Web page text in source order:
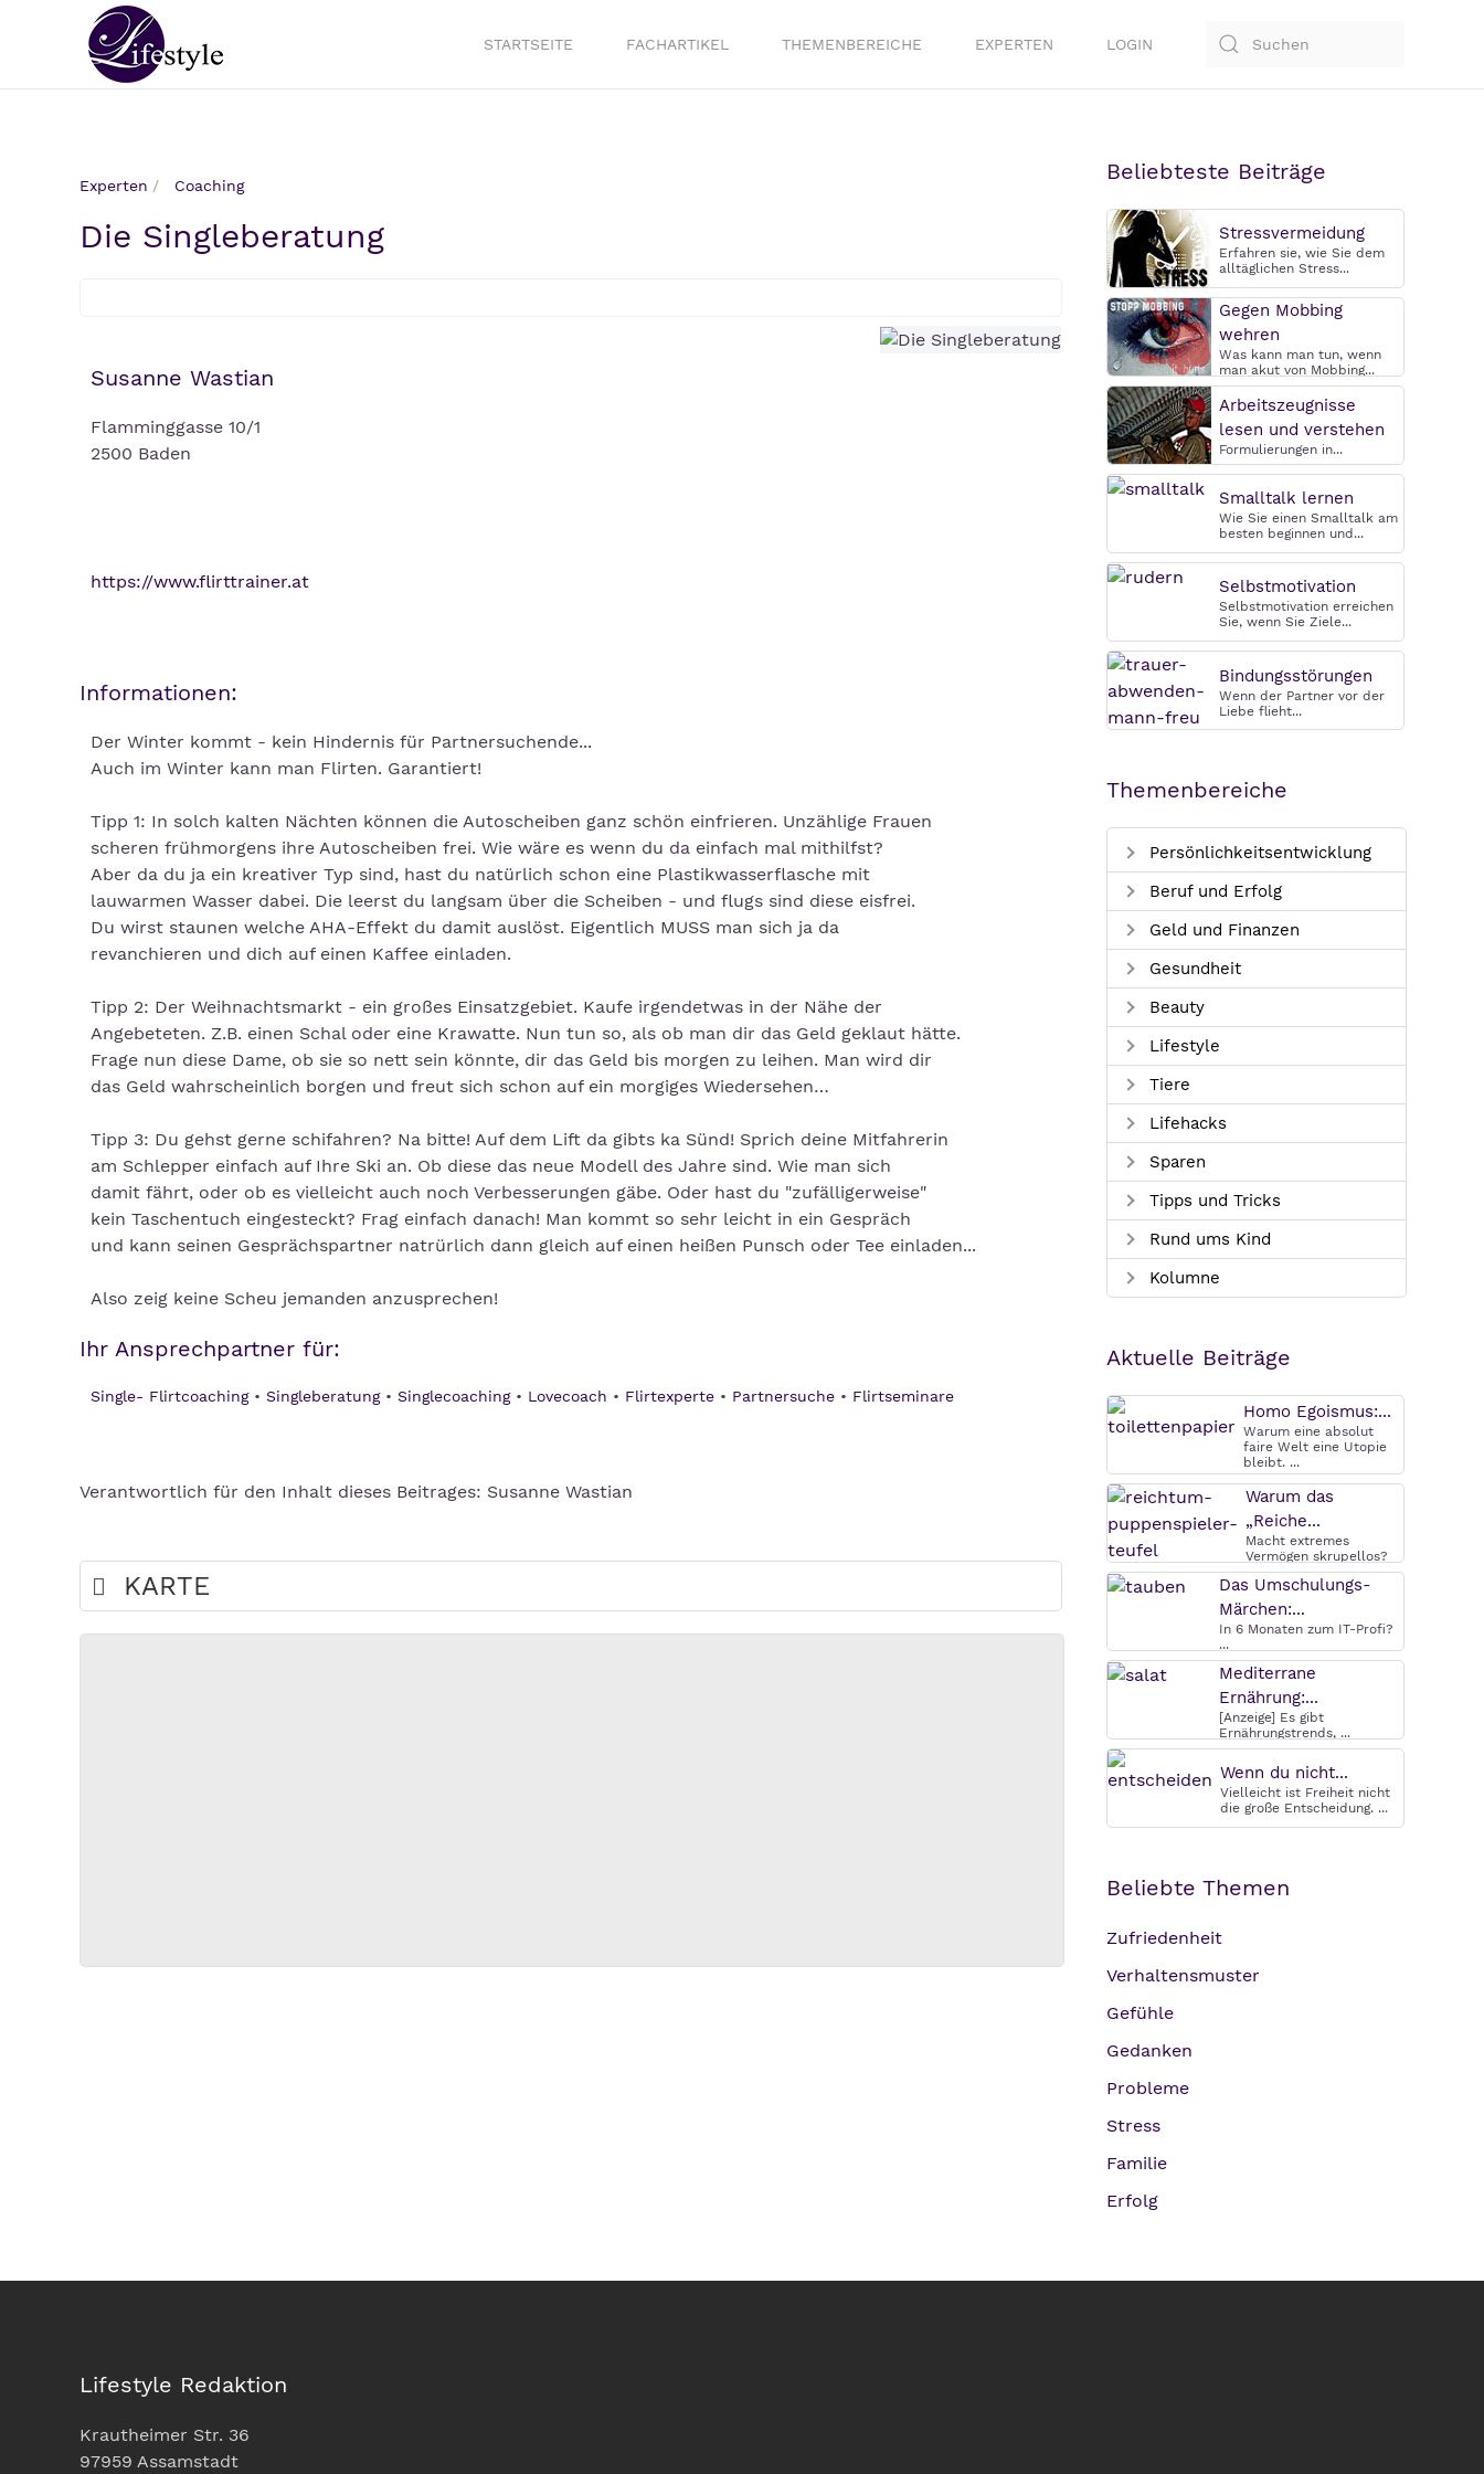
STARTSEITE FACHARTIKEL THEMENBEREICHE EXPERTEN LOGIN
Experten Coaching
Die Singleberatung
Susanne Wastian
Flamminggasse 10/1
2500 Baden
https://www.flirttrainer.at
Informationen:
Der Winter kommt - kein Hindernis für Partnersuchende...
Auch im Winter kann man Flirten. Garantiert!
Tipp 1: In solch kalten Nächten können die Autoscheiben ganz schön einfrieren. Unzählige Frauen
scheren frühmorgens ihre Autoscheiben frei. Wie wäre es wenn du da einfach mal mithilfst?
Aber da du ja ein kreativer Typ sind, hast du natürlich schon eine Plastikwasserflasche mit
lauwarmen Wasser dabei. Die leerst du langsam über die Scheiben - und flugs sind diese eisfrei.
Du wirst staunen welche AHA-Effekt du damit auslöst. Eigentlich MUSS man sich ja da
revanchieren und dich auf einen Kaffee einladen.
Tipp 2: Der Weihnachtsmarkt - ein großes Einsatzgebiet. Kaufe irgendetwas in der Nähe der
Angebeteten. Z.B. einen Schal oder eine Krawatte. Nun tun so, als ob man dir das Geld geklaut hätte.
Frage nun diese Dame, ob sie so nett sein könnte, dir das Geld bis morgen zu leihen. Man wird dir
das Geld wahrscheinlich borgen und freut sich schon auf ein morgiges Wiedersehen…
Tipp 3: Du gehst gerne schifahren? Na bitte! Auf dem Lift da gibts ka Sünd! Sprich deine Mitfahrerin
am Schlepper einfach auf Ihre Ski an. Ob diese das neue Modell des Jahre sind. Wie man sich
damit fährt, oder ob es vielleicht auch noch Verbesserungen gäbe. Oder hast du "zufälligerweise"
kein Taschentuch eingesteckt? Frag einfach danach! Man kommt so sehr leicht in ein Gespräch
und kann seinen Gesprächspartner natrürlich dann gleich auf einen heißen Punsch oder Tee einladen...
Also zeig keine Scheu jemanden anzusprechen!
Ihr Ansprechpartner für:
Single- Flirtcoaching Singleberatung Singlecoaching Lovecoach Flirtexperte Partnersuche Flirtseminare
Verantwortlich für den Inhalt dieses Beitrages: Susanne Wastian
KARTE
Beliebteste Beiträge
Stressvermeidung
Erfahren sie, wie Sie dem
alltäglichen Stress...
Gegen Mobbing
wehren
Was kann man tun, wenn
man akut von Mobbing...
Arbeitszeugnisse
lesen und verstehen
Formulierungen in...
Smalltalk lernen
Wie Sie einen Smalltalk am
besten beginnen und...
Selbstmotivation
Selbstmotivation erreichen
Sie, wenn Sie Ziele...
Bindungsstörungen
Wenn der Partner vor der
Liebe flieht...
Themenbereiche
Persönlichkeitsentwicklung
Beruf und Erfolg
Geld und Finanzen
Gesundheit
Beauty
Lifestyle
Tiere
Lifehacks
Sparen
Tipps und Tricks
Rund ums Kind
Kolumne
Aktuelle Beiträge
Homo Egoismus:...
Warum eine absolut
faire Welt eine Utopie
bleibt. ...
Warum das
„Reiche...
Macht extremes
Vermögen skrupellos?
Warum das ...
Das Umschulungs-
Märchen:...
In 6 Monaten zum IT-Profi?
...
Mediterrane
Ernährung:...
[Anzeige] Es gibt
Ernährungstrends, ...
Wenn du nicht...
Vielleicht ist Freiheit nicht
die große Entscheidung. ...
Beliebte Themen
Zufriedenheit
Verhaltensmuster
Gefühle
Gedanken
Probleme
Stress
Familie
Erfolg
Lifestyle Redaktion
Krautheimer Str. 36
97959 Assamstadt